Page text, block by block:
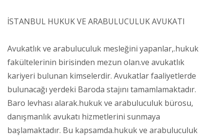
İSTANBUL HUKUK VE ARABULUCULUK AVUKATI
Avukatlık ve arabuluculuk mesleğini yapanlar,.hukuk
fakültelerinin birisinden mezun olan.ve avukatlık
kariyeri bulunan kimselerdir. Avukatlar faaliyetlerde
bulunacağı yerdeki Baroda stajını tamamlamaktadır.
Baro levhası alarak.hukuk ve arabuluculuk bürosu,
danışmanlık avukatı hizmetlerini sunmaya
başlamaktadır. Bu kapsamda.hukuk ve arabuluculuk